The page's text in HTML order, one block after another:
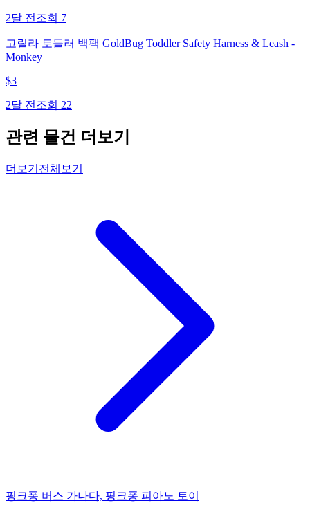
2달 전 조회 7
고릴라 토들러 백팩 GoldBug Toddler Safety Harness & Leash -
Monkey
$3
2달 전 조회 22
관련 물건 더보기
더보기 전체보기
핑크퐁 버스 가나다, 핑크퐁 피아노 토이